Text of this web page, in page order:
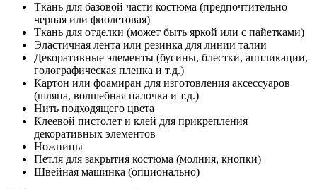
Ткань для базовой части костюма (предпочтительно
черная или фиолетовая)
Ткань для отделки (может быть яркой или с пайетками)
Эластичная лента или резинка для линии талии
Декоративные элементы (бусины, блестки, аппликации,
голографическая пленка и т.д.)
Картон или фоамиран для изготовления аксессуаров
(шляпа, волшебная палочка и т.д.)
Нить подходящего цвета
Клеевой пистолет и клей для прикрепления
декоративных элементов
Ножницы
Петля для закрытия костюма (молния, кнопки)
Швейная машинка (опционально)